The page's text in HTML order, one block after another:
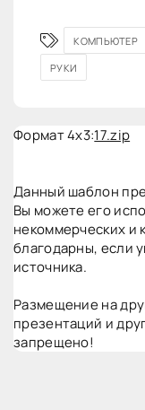
КОМПЬЮТЕР
РУКИ
Формат 4x3:17.zip
Данный шаблон
Вы можете его
некоммерческих и
благодарны, если
источника.
Размещение на
презентаций и
запрещено!